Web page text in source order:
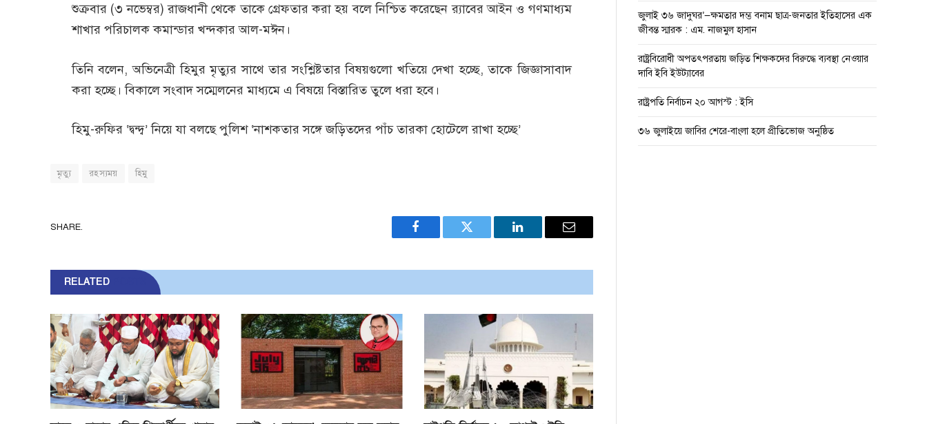
শুক্রবার (৩ নভেম্বর) রাজধানী থেকে তাকে গ্রেফতার করা হয় বলে নিশ্চিত করেছেন র‍্যাবের আইন ও গণমাধ্যম
শাখার পরিচালক কমান্ডার খন্দকার আল-মঈন।
তিনি বলেন, অভিনেত্রী হিমুর মৃত্যুর সাথে তার সংশ্লিষ্টতার বিষয়গুলো খতিয়ে দেখা হচ্ছে, তাকে জিজ্ঞাসাবাদ
করা হচ্ছে। বিকালে সংবাদ সম্মেলনের মাধ্যমে এ বিষয়ে বিস্তারিত তুলে ধরা হবে।
হিমু-রুফির ‘দ্বন্দ্ব’ নিয়ে যা বলছে পুলিশ ‘নাশকতার সঙ্গে জড়িতদের পাঁচ তারকা হোটেলে রাখা হচ্ছে’
মৃত্যু রহস্যময় হিমু
SHARE.
FacebookTwitter LinkedIn Email
RELATED
জুলাই ৩৬ জাদুঘর’—ক্ষমতার দম্ভ বনাম ছাত্র-জনতার ইতিহাসের এক
জীবন্ত স্মারক : এম. নাজমুল হাসান
রাষ্ট্রবিরোধী অপতৎপরতায় জড়িত শিক্ষকদের বিরুদ্ধে ব্যবস্থা নেওয়ার
দাবি ইবি ইউট্যাবের
রাষ্ট্রপতি নির্বাচন ২০ আগস্ট : ইসি
৩৬ জুলাইয়ে জাবির শেরে-বাংলা হলে প্রীতিভোজ অনুষ্ঠিত